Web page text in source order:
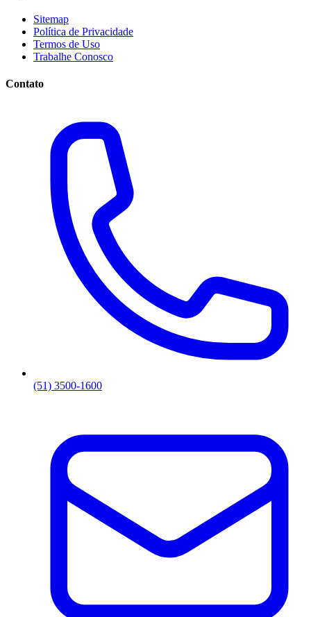
Sitemap
Política de Privacidade
Termos de Uso
Trabalhe Conosco
Contato
(51) 3500-1600